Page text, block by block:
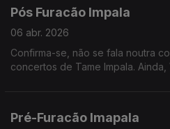
Pós Furacão Impala
06 abr. 2026
Confirma-se, não se fala noutra
concertos de Tame Impala. Ainda,
Pré-Furacão Imapala